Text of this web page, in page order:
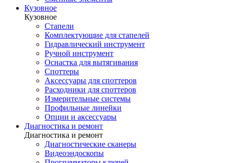
Кузовное
Кузовное
Стапели
Комплектующие для стапелей
Гидравлический инструмент
Ручной инструмент
Оснастка для вытягивания
Споттеры
Аксессуары для споттеров
Расходники для споттеров
Измерительные системы
Профильные линейки
Опции и аксессуары
Диагностика и ремонт
Диагностика и ремонт
Диагностические сканеры
Видеоэндоскопы